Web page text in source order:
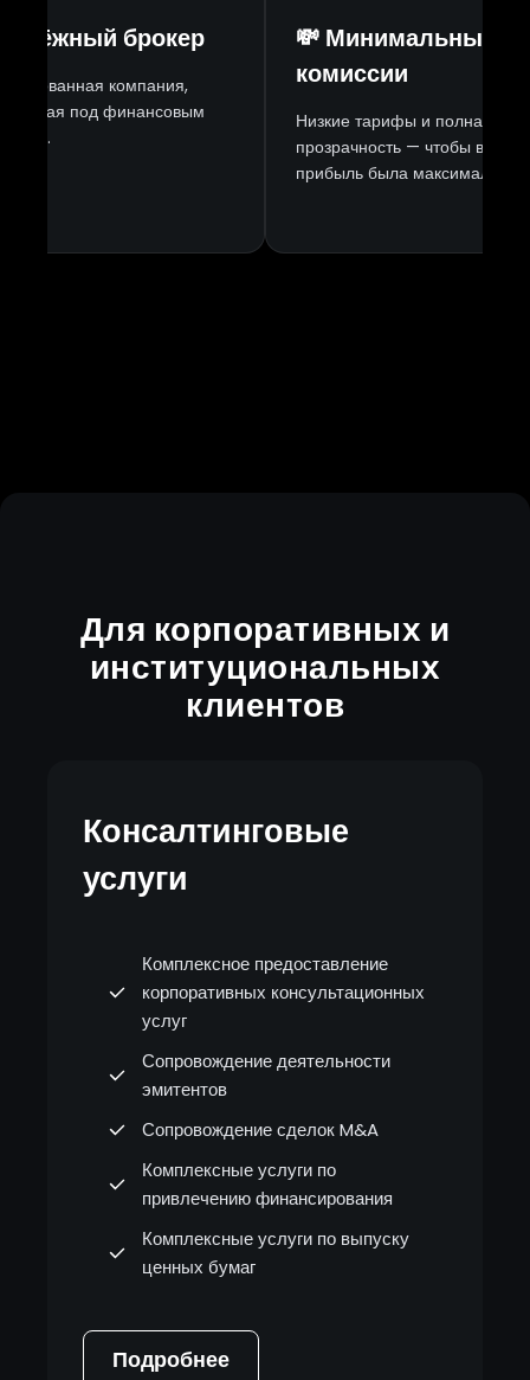
брокер
компания,
под финансовым
💸 Минимальные
комиссии
Низкие тарифы и полная
прозрачность — чтобы ваша
прибыль была максимальной.
Для корпоративных и
институциональных
клиентов
Консалтинговые
услуги
Комплексное предоставление
корпоративных консультационных
услуг
Сопровождение деятельности
эмитентов
Сопровождение сделок M&A
Комплексные услуги по
привлечению финансирования
Комплексные услуги по выпуску
ценных бумаг
Подробнее